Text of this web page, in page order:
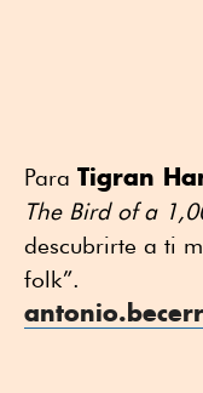
Para Tigran
The Bird of a
descubrirte a ti
folk”.